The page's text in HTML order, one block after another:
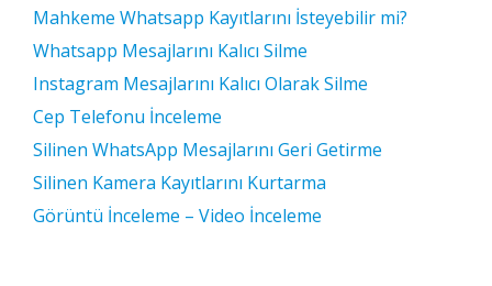
Mahkeme Whatsapp Kayıtlarını İsteyebilir mi?
Whatsapp Mesajlarını Kalıcı Silme
Instagram Mesajlarını Kalıcı Olarak Silme
Cep Telefonu İnceleme
Silinen WhatsApp Mesajlarını Geri Getirme
Silinen Kamera Kayıtlarını Kurtarma
Görüntü İnceleme – Video İnceleme